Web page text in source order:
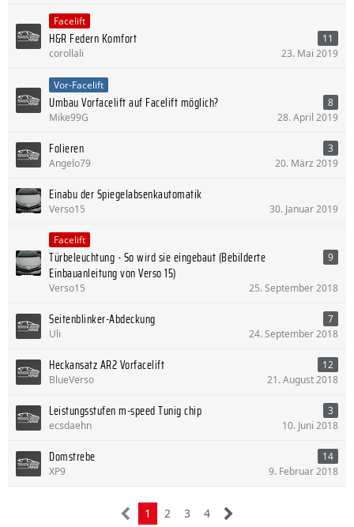
Facelift
H&R Federn Komfort
11
corollali
23. Mai 2019
Vor-Facelift
Umbau Vorfacelift auf Facelift möglich?
8
Mike99G
28. April 2019
Folieren
3
Angelo79
20. März 2019
Einabu der Spiegelabsenkautomatik
Verso15 30. Januar 2019
Facelift
Türbeleuchtung - So wird sie eingebaut (Bebilderte
Einbauanleitung von Verso 15)
9
Verso15 25. September 2018
Seitenblinker-Abdeckung
7
Uli
24. September 2018
Heckansatz AR2 Vorfacelift
12
BlueVerso
21. August 2018
Leistungsstufen m-speed Tunig chip
3
ecsdaehn
10. Juni 2018
Domstrebe
14
XP9
9. Februar 2018
1 2 3 4